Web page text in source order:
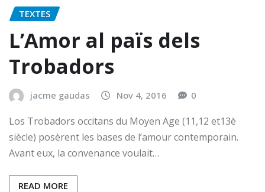
TEXTES
L’Amor al païs dels
Trobadors
jacme gaudas Nov 4, 2016 0
Los Trobadors occitans du Moyen Age (11,12 et13è
siècle) posèrent les bases de l’amour contemporain.
Avant eux, la convenance voulait…
READ MORE